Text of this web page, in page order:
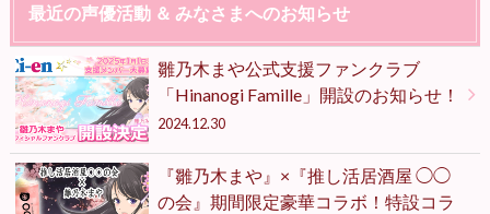
最近の声優活動 ＆ みなさまへのお知らせ
雛乃木まや公式支援ファンクラブ
「Hinanogi Famille」開設のお知らせ！
2024.12.30
『雛乃木まや』×『推し活居酒屋 ◯◯
の会』期間限定豪華コラボ！特設コラ